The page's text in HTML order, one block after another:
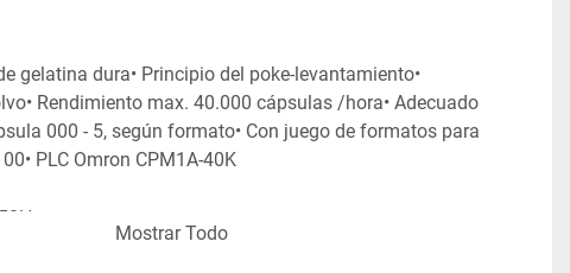
gelatina dura• Principio del poke-levantamiento•
• Rendimiento max. 40.000 cápsulas /hora• Adecuado
000 - 5, según formato• Con juego de formatos para
• PLC Omron CPM1A-40K
Mostrar Todo